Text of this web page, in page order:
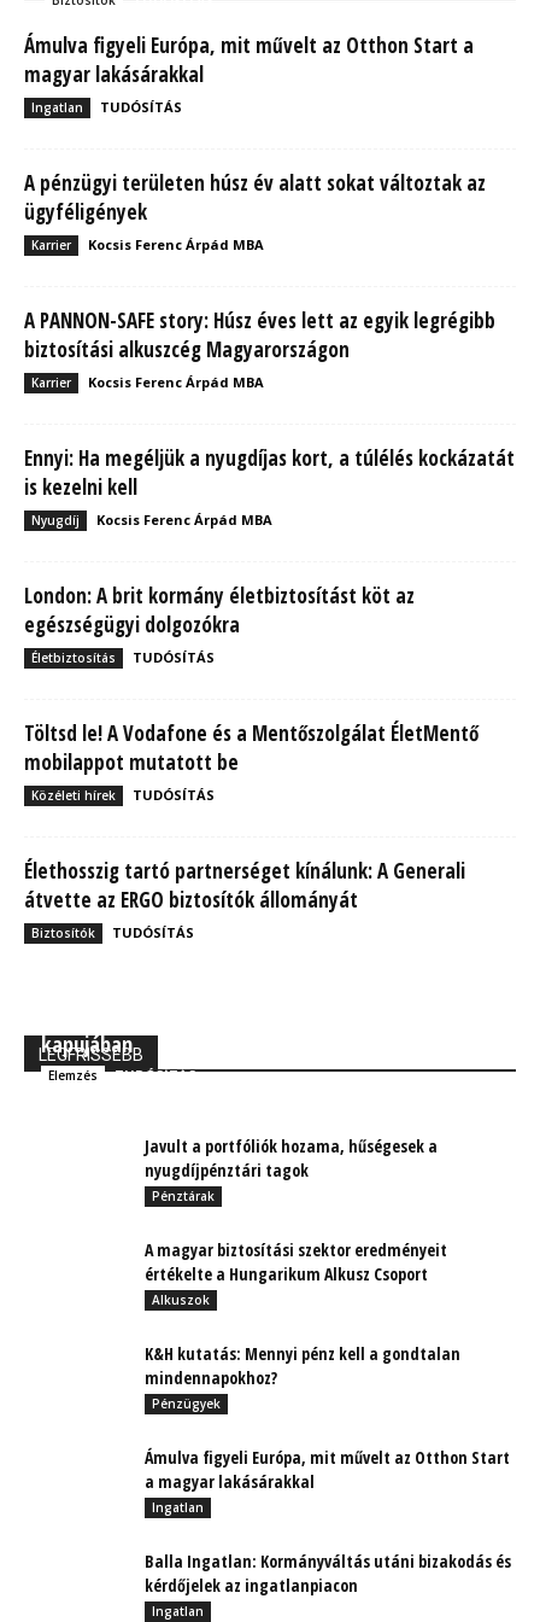
Ámulva figyeli Európa, mit művelt az Otthon Start a
magyar lakásárakkal
Ingatlan TUDÓSÍTÁS
A pénzügyi területen húsz év alatt sokat változtak az
ügyféligények
Karrier Kocsis Ferenc Árpád MBA
A PANNON-SAFE story: Húsz éves lett az egyik legrégibb
biztosítási alkuszcég Magyarországon
Karrier Kocsis Ferenc Árpád MBA
Ennyi: Ha megéljük a nyugdíjas kort, a túlélés kockázatát
is kezelni kell
Nyugdíj Kocsis Ferenc Árpád MBA
London: A brit kormány életbiztosítást köt az
egészségügyi dolgozókra
Életbiztosítás TUDÓSÍTÁS
Töltsd le! A Vodafone és a Mentőszolgálat ÉletMentő
mobilappot mutatott be
Közéleti hírek TUDÓSÍTÁS
Élethosszig tartó partnerséget kínálunk: A Generali
átvette az ERGO biztosítók állományát
Biztosítók TUDÓSÍTÁS
LEGFRISSEBB
kapujában
Elemzés TUDÓSÍTÁS
Javult a portfóliók hozama, hűségesek a
nyugdíjpénztári tagok
Pénztárak
A magyar biztosítási szektor eredményeit
értékelte a Hungarikum Alkusz Csoport
Alkuszok
K&H kutatás: Mennyi pénz kell a gondtalan
mindennapokhoz?
Pénzügyek
Ámulva figyeli Európa, mit művelt az Otthon Start
a magyar lakásárakkal
Ingatlan
Balla Ingatlan: Kormányváltás utáni bizakodás és
kérdőjelek az ingatlanpiacon
Ingatlan